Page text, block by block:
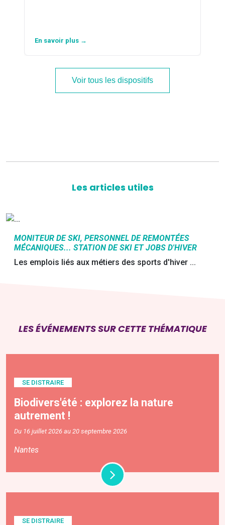
En savoir plus →
Voir tous les dispositifs
Les articles utiles
MONITEUR DE SKI, PERSONNEL DE REMONTÉES
MÉCANIQUES... STATION DE SKI ET JOBS D'HIVER
Les emplois liés aux métiers des sports d'hiver ...
LES ÉVÉNEMENTS SUR CETTE THÉMATIQUE
SE DISTRAIRE
Biodivers'été : explorez la nature
autrement !
Du 16 juillet 2026 au 20 septembre 2026
Nantes
SE DISTRAIRE